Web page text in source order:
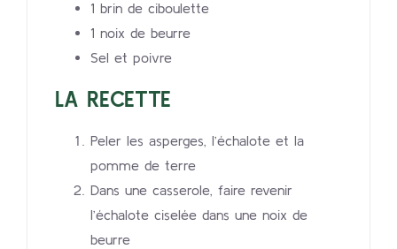
1 brin de ciboulette
1 noix de beurre
Sel et poivre
LA RECETTE
Peler les asperges, l’échalote et la
pomme de terre
Dans une casserole, faire revenir
l’échalote ciselée dans une noix de
beurre